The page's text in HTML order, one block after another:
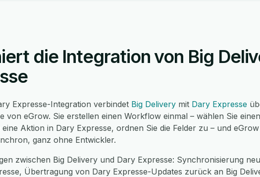
die Integration von Big
Expresse-Integration verbindet Big Delivery mit Dary Expresse
von eGrow. Sie erstellen einen Workflow einmal – wählen Sie
eine Aktion in Dary Expresse, ordnen Sie die Felder zu – und
ganz ohne Entwickler.
zwischen Big Delivery und Dary Expresse: Synchronisierung
Übertragung von Dary Expresse-Updates zurück an Big